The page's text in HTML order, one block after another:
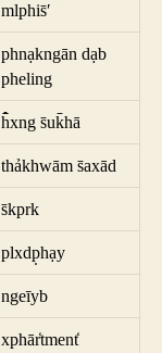
mlphis̄ʹ
phnạkngān dạb
pheling
h̄̂xng s̄uk̄hā
thảkhwām s̄axād
s̄kprk
plxdp̣hạy
ngeīyb
xphār̒tment̒